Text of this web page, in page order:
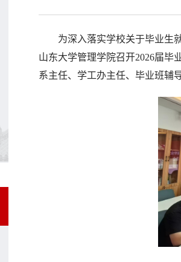
为深入落实学校关于毕业生
山东大学管理学院召开2026届毕
系主任、学工办主任、毕业班辅